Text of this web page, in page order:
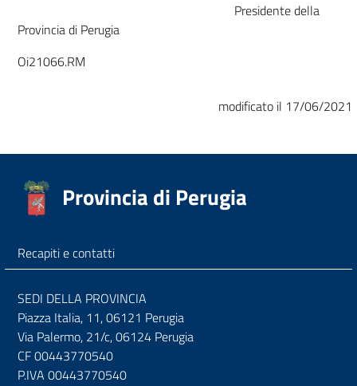
Presidente della
Provincia di Perugia
Oi21066.RM
modificato il 17/06/2021
Provincia di Perugia
Recapiti e contatti
SEDI DELLA PROVINCIA
Piazza Italia, 11, 06121 Perugia
Via Palermo, 21/c, 06124 Perugia
CF 00443770540
P.IVA 00443770540